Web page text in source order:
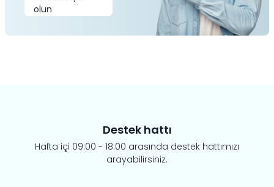
olun
Destek hattı
Hafta içi 09:00 - 18:00 arasında destek hattımızı
arayabilirsiniz.